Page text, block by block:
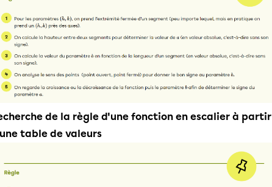
de la règle d'une fonction en escalier à partir
table de valeurs